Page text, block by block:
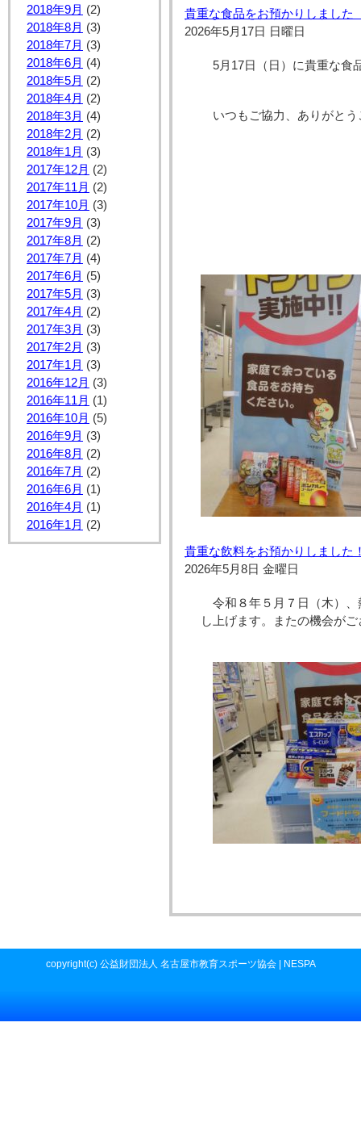
2018年9月 (2)
2018年8月 (3)
2018年7月 (3)
2018年6月 (4)
2018年5月 (2)
2018年4月 (2)
2018年3月 (4)
2018年2月 (2)
2018年1月 (3)
2017年12月 (2)
2017年11月 (2)
2017年10月 (3)
2017年9月 (3)
2017年8月 (2)
2017年7月 (4)
2017年6月 (5)
2017年5月 (3)
2017年4月 (2)
2017年3月 (3)
2017年2月 (3)
2017年1月 (3)
2016年12月 (3)
2016年11月 (1)
2016年10月 (5)
2016年9月 (3)
2016年8月 (2)
2016年7月 (2)
2016年6月 (1)
2016年4月 (1)
2016年1月 (2)
貴重な食品をお預かりしまし
2026年5月17日 日曜日
5月17日（日）に貴重な食
いつもご協力、ありがと
貴重な飲料をお預かりしました
2026年5月8日 金曜日
令和８年５月７日（木）
し上げます。またの機会が
copyright(c) 公益財団法人 名古屋市教育スポーツ協会 | NESPA